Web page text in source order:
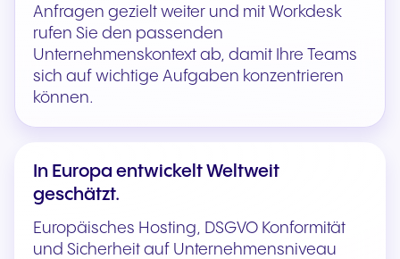
Anfragen gezielt weiter und mit Workdesk
rufen Sie den passenden
Unternehmenskontext ab, damit Ihre Teams
sich auf wichtige Aufgaben konzentrieren
können.
In Europa entwickelt Weltweit
geschätzt.
Europäisches Hosting, DSGVO Konformität
und Sicherheit auf Unternehmensniveau